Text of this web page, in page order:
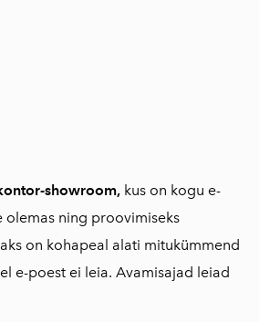
showroom, kus on kogu e-
olemas ning proovimiseks
on kohapeal alati mitukümmend
e-poest ei leia. Avamisajad leiad